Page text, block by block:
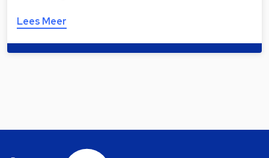
Lees Meer